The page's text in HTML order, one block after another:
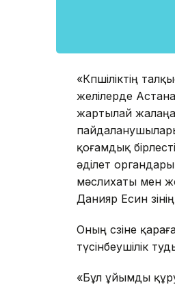
«Көпшіліктің
желілерде
жартылай
қоғамдық
әділет
мәслихаты мен
Данияр Есин
Оның сөзіне
түсінбеушілік
«Бұл ұйымды